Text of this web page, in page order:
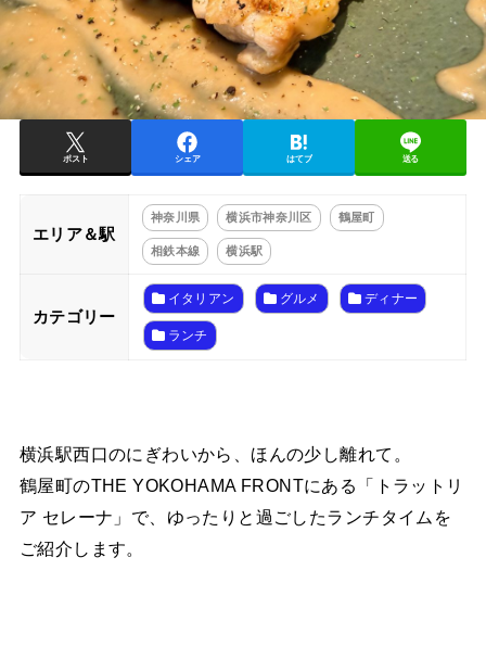
ポスト シェア はてブ 送る
エリア＆駅
神奈川県 横浜市神奈川区 鶴屋町
相鉄本線 横浜駅
カテゴリー
イタリアン グルメ ディナー
ランチ
横浜駅西口のにぎわいから、ほんの少し離れて。
鶴屋町のTHE YOKOHAMA FRONTにある「トラットリ
ア セレーナ」で、ゆったりと過ごしたランチタイムを
ご紹介します。